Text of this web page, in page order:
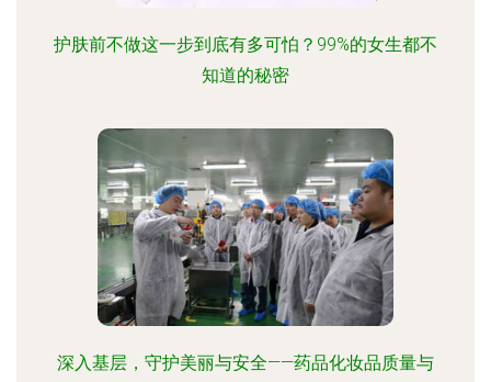
护肤前不做这一步到底有多可怕？99%的女生都不
知道的秘密
深入基层，守护美丽与安全——药品化妆品质量与